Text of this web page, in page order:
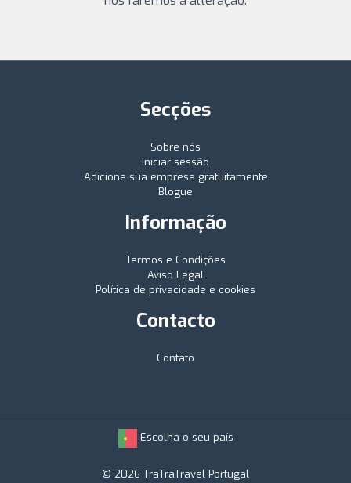
Secções
Sobre nós
Iniciar sessão
Adicione sua empresa gratuitamente
Blogue
Informação
Termos e Condições
Aviso Legal
Política de privacidade e cookies
Contacto
Contato
Escolha o seu país
© 2026 TraTraTravel Portugal